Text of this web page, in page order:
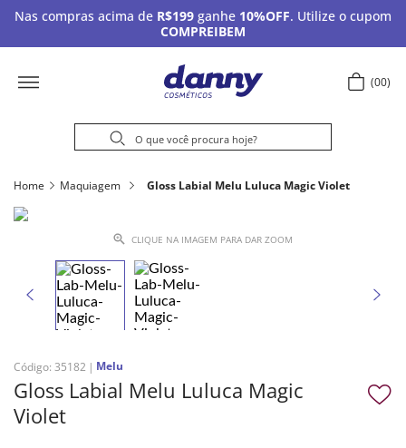
Nas compras acima de R$199 ganhe 10%OFF. Utilize o cupom
COMPREIBEM
00
Home Maquiagem Gloss Labial Melu Luluca Magic Violet
CLIQUE NA IMAGEM PARA DAR ZOOM
Código: 35182 Melu
Gloss Labial Melu Luluca Magic
Violet